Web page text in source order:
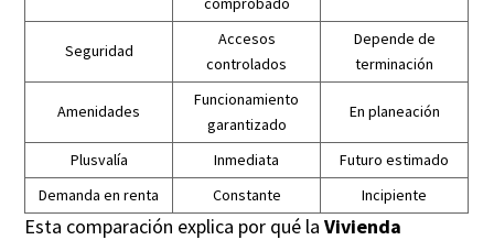
Seguridad
Accesos
controlados
Depende de
terminación
Amenidades
Funcionamiento
garantizado
En planeación
Plusvalía Inmediata
Futuro estimado
Demanda en renta
Constante Incipiente
Esta comparación explica por qué laVivienda